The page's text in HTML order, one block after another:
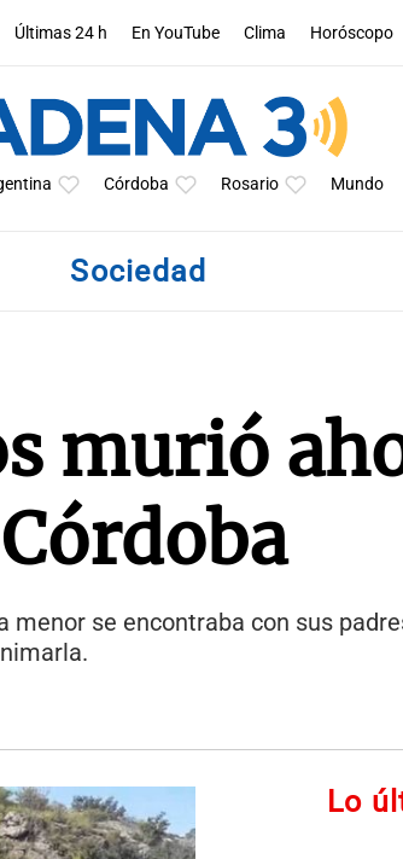
Últimas 24 h En YouTube Clima Horóscopo
Córdoba Rosario Mundo
Sociedad
murió
se encontraba con sus
Lo